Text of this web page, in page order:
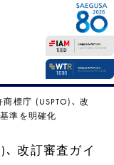
商標庁 (USPTO)､ 改
準を明確化
､ 改訂審査ガイ